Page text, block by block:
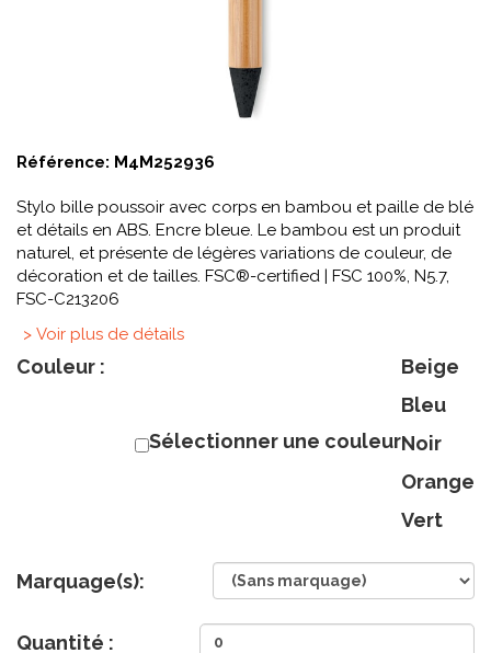
Référence: M4M252936
Stylo bille poussoir avec corps en bambou et paille de blé
et détails en ABS. Encre bleue. Le bambou est un produit
naturel, et présente de légères variations de couleur, de
décoration et de tailles. FSC®-certified | FSC 100%, N5.7,
FSC-C213206
> Voir plus de détails
Couleur :
Sélectionner une couleur
Beige
Bleu
Noir
Orange
Vert
Marquage(s):
Quantité :